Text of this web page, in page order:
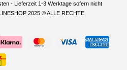
- Lieferzeit 1-3 Werktage sofern nicht
2025 © ALLE RECHTE